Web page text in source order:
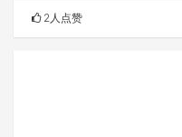
2人点赞